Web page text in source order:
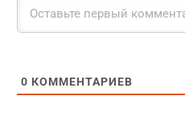
0 КОММЕНТАРИЕВ